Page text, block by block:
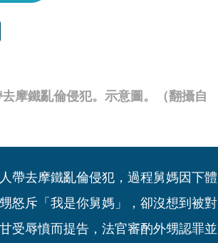
摩鐵亂倫侵犯。示意圖。（翻攝自
帶去摩鐵亂倫侵犯，過程舅媽因下體
怒斥「我是你舅媽」，卻沒想到被對
受辱憤而提告，法官審酌外甥認罪並